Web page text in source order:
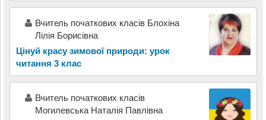
Вчитель початкових класів Блохіна
Лілія Борисівна
Цінуй красу зимової природи: урок
читання 3 клас
Вчитель початкових класів
Могилевська Наталія Павлівна